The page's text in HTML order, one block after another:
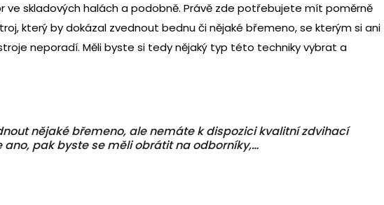
ve skladových halách a podobně. Právě zde potřebujete mít poměrně
který by dokázal zvednout bednu či nějaké břemeno, se kterým si ani
neporadí. Měli byste si tedy nějaký typ této techniky vybrat a
nějaké břemeno, ale nemáte k dispozici kvalitní zdvihací
ano, pak byste se měli obrátit na odborníky,…